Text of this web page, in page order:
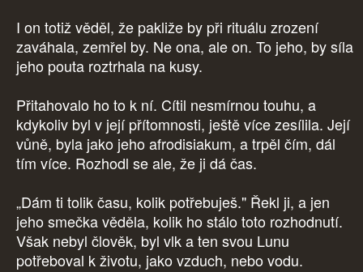
I on totiž věděl, že pakliže by při rituálu zrození
zaváhala, zemřel by. Ne ona, ale on. To jeho, by síla
jeho pouta roztrhala na kusy.
Přitahovalo ho to k ní. Cítil nesmírnou touhu, a
kdykoliv byl v její přítomnosti, ještě více zesílila. Její
vůně, byla jako jeho afrodisiakum, a trpěl čím, dál
tím více. Rozhodl se ale, že ji dá čas.
„Dám ti tolik času, kolik potřebuješ." Řekl ji, a jen
jeho smečka věděla, kolik ho stálo toto rozhodnutí.
Však nebyl člověk, byl vlk a ten svou Lunu
potřeboval k životu, jako vzduch, nebo vodu.